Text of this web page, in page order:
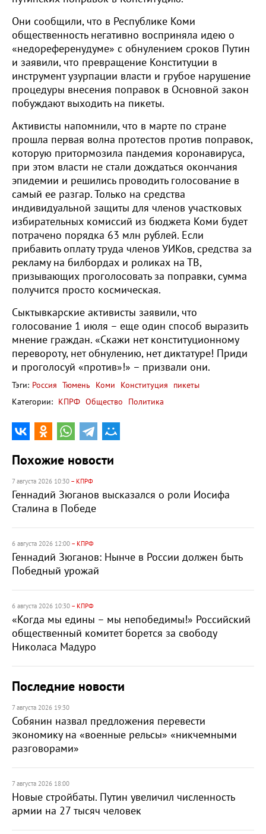
Они сообщили, что в Республике Коми
общественность негативно восприняла идею о
«недореференудуме» с обнулением сроков Путин
и заявили, что превращение Конституции в
инструмент узурпации власти и грубое нарушение
процедуры внесения поправок в Основной закон
побуждают выходить на пикеты.
Активисты напомнили, что в марте по стране
прошла первая волна протестов против поправок,
которую притормозила пандемия коронавируса,
при этом власти не стали дождаться окончания
эпидемии и решились проводить голосование в
самый ее разгар. Только на средства
индивидуальной защиты для членов участковых
избирательных комиссий из бюджета Коми будет
потрачено порядка 63 млн рублей. Если
прибавить оплату труда членов УИКов, средства за
рекламу на билбордах и роликах на ТВ,
призывающих проголосовать за поправки, сумма
получится просто космическая.
Сыктывкарские активисты заявили, что
голосование 1 июля – еще один способ выразить
мнение граждан. «Скажи нет конституционному
перевороту, нет обнулению, нет диктатуре! Приди
и проголосуй «против»!» – призвали они.
Тэги: Россия Тюмень Коми Конституция
пикеты
Категории: КПРФ Общество Политика
Похожие новости
7 августа 2026 10:30 – КПРФ
Геннадий Зюганов высказался о роли Иосифа
Сталина в Победе
6 августа 2026 12:00 – КПРФ
Геннадий Зюганов: Нынче в России должен быть
Победный урожай
6 августа 2026 10:30 – КПРФ
«Когда мы едины – мы непобедимы!» Российский
общественный комитет борется за свободу
Николаса Мадуро
Последние новости
7 августа 2026 19:30
Собянин назвал предложения перевести
экономику на «военные рельсы» «никчемными
разговорами»
7 августа 2026 18:00
Новые стройбаты. Путин увеличил численность
армии на 27 тысяч человек